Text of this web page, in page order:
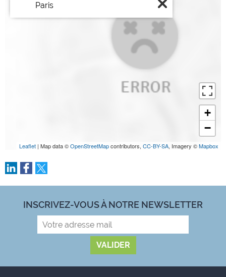
+
−
Leaflet | Map data ©OpenStreetMapcontributors, CC-BY-SA, Imagery ©Mapbox
Paris
INSCRIVEZ-VOUS À NOTRE NEWSLETTER